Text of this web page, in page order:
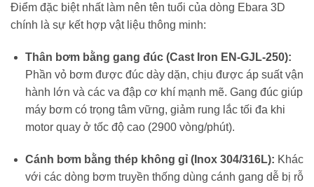
Điểm đặc biệt nhất làm nên tên tuổi của dòng Ebara 3D
chính là sự kết hợp vật liệu thông minh:
Thân bơm bằng gang đúc (Cast Iron EN-GJL-250):
Phần vỏ bơm được đúc dày dặn, chịu được áp suất vận
hành lớn và các va đập cơ khí mạnh mẽ. Gang đúc giúp
máy bơm có trọng tâm vững, giảm rung lắc tối đa khi
motor quay ở tốc độ cao (2900 vòng/phút).
Cánh bơm bằng thép không gỉ (Inox 304/316L): Khác
với các dòng bơm truyền thống dùng cánh gang dễ bị rỗ